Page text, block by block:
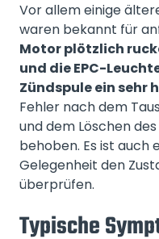
Vor allem einige
waren bekannt für
Motor plötzlich
und die EPC-
Zündspule ein sehr
Fehler nach dem
und dem Löschen
behoben. Es ist auch
Gelegenheit den
überprüfen.
Typische